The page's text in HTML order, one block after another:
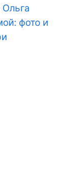
Ольга
фото и